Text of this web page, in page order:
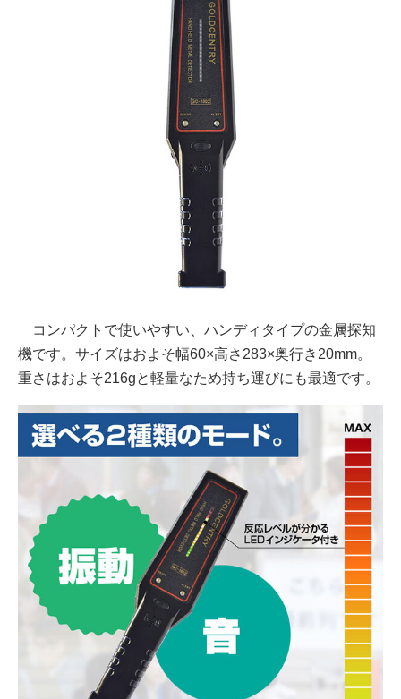
コンパクトで使いやすい、ハンディタイプの金属探知
機です。サイズはおよそ幅60×高さ283×奥行き20mm。
重さはおよそ216gと軽量なため持ち運びにも最適です。